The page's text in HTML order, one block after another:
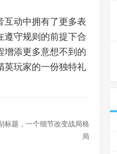
互动中拥有了更多表
遵守规则的前提下合
增添更多意想不到的
英玩家的一份独特礼
标题，一个细节改变战局格
局